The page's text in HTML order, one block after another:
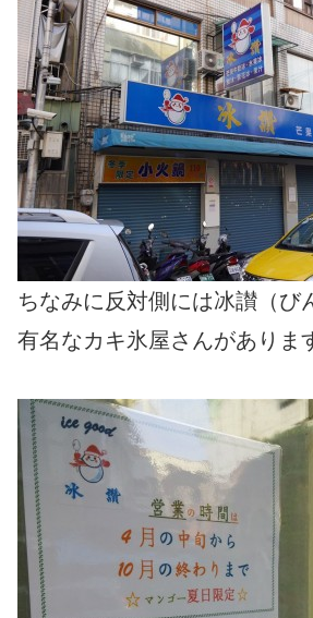
ちなみに反対側には冰讃（び
有名なカキ氷屋さんがありま